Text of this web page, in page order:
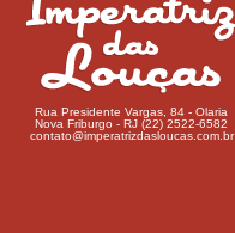
Rua Presidente Vargas, 84 - Olaria
Nova Friburgo - RJ (22) 2522-6582
contato@imperatrizdasloucas.com.br